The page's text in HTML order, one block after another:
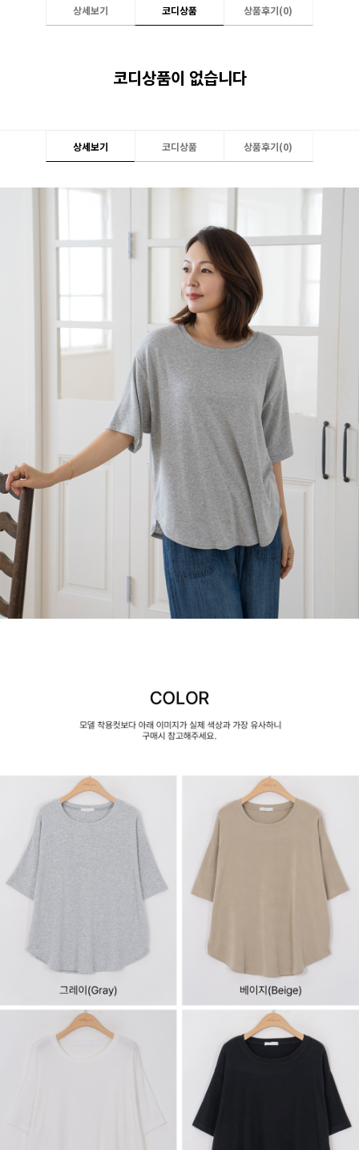
상세보기 코디상품 상품후기(0)
코디상품이 없습니다
상세보기 코디상품 상품후기(0)